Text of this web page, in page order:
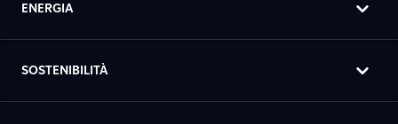
ENERGIA
SOSTENIBILITÀ